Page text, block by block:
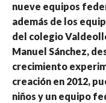
nueve equipos
además de los
del colegio
Manuel Sánchez,
crecimiento
creación en 2012,
niños y un equipo